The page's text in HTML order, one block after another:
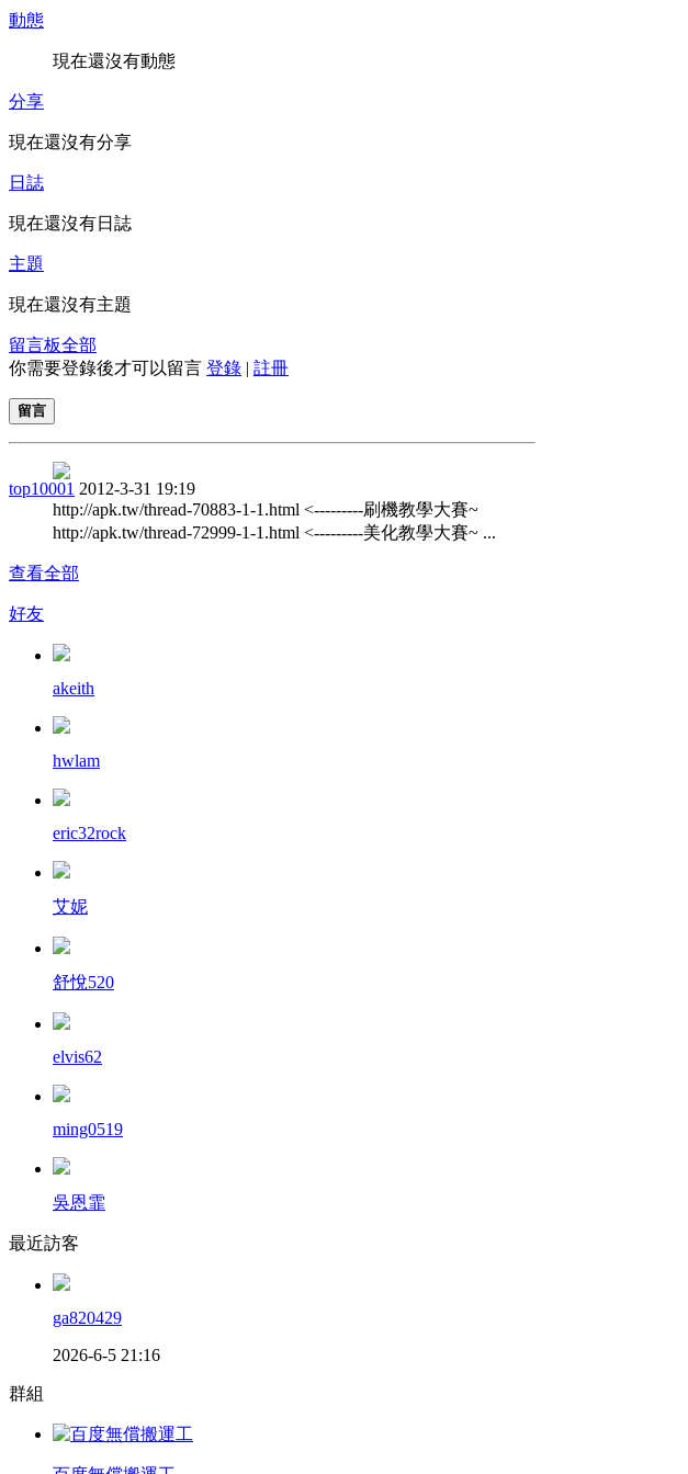
動態
現在還沒有動態
分享
現在還沒有分享
日誌
現在還沒有日誌
主題
現在還沒有主題
留言板全部
你需要登錄後才可以留言 登錄 | 註冊
留言
top10001 2012-3-31 19:19
http://apk.tw/thread-70883-1-1.html <---------刷機教學大賽~
http://apk.tw/thread-72999-1-1.html <---------美化教學大賽~ ...
查看全部
好友
akeith
hwlam
eric32rock
艾妮
舒悅520
elvis62
ming0519
吳恩霏
最近訪客
ga820429
2026-6-5 21:16
群組